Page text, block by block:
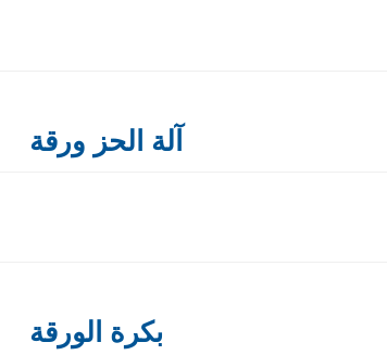
آلة الحز ورقة
بكرة الورقة